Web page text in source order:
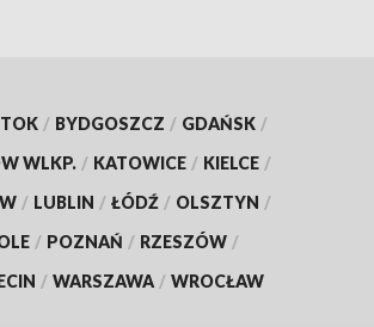
/ BYDGOSZCZ / GDAŃSK /
WLKP. / KATOWICE / KIELCE /
/ LUBLIN / ŁÓDŹ / OLSZTYN /
/ POZNAŃ / RZESZÓW /
/ WARSZAWA / WROCŁAW